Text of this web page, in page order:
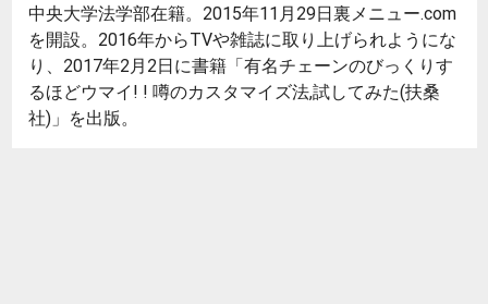
中央大学法学部在籍。2015年11月29日裏メニュー.com
を開設。2016年からTVや雑誌に取り上げられようにな
り、2017年2月2日に書籍「有名チェーンのびっくりす
るほどウマイ! ! 噂のカスタマイズ法,試してみた(扶桑
社)」を出版。